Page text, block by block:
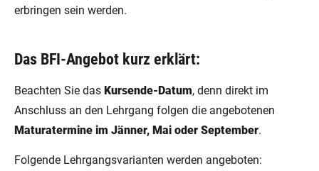
erbringen sein werden.
Das BFI-Angebot kurz erklärt:
Beachten Sie das Kursende-Datum, denn direkt im
Anschluss an den Lehrgang folgen die angebotenen
Maturatermine im Jänner, Mai oder September.
Folgende Lehrgangsvarianten werden angeboten: